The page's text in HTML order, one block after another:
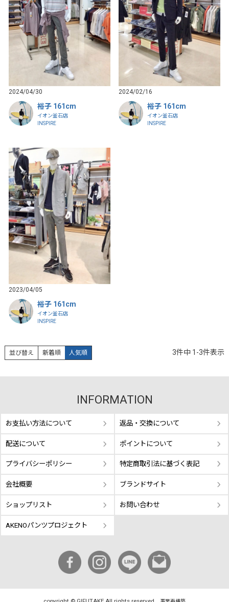
2024/04/30
裕子 161cm
イオン釜石店
INSPIRE
2024/02/16
裕子 161cm
イオン釜石店
INSPIRE
2023/04/05
裕子 161cm
イオン釜石店
INSPIRE
並び替え 新着順 人気順 3件中 1 -3件表示
INFORMATION
お支払い方法について 返品・交換について
配送について ポイントについて
プライバシーポリシー 特定商取引法に基づく表記
会社概要 ブランドサイト
ショップリスト お問い合わせ
AKENOパンツプロジェクト